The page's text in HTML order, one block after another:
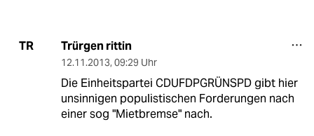
TR Trürgen rittin
12.11.2013, 09:29 Uhr
Die Einheitspartei CDUFDPGRÜNSPD gibt hier
unsinnigen populistischen Forderungen nach
einer sog "Mietbremse" nach.